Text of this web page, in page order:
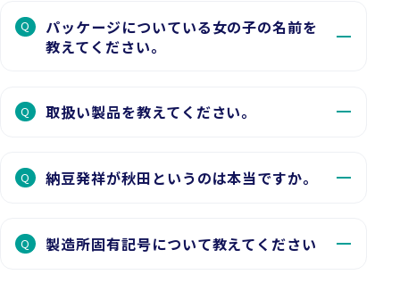
Q
パッケージについている女の子の名前を
教えてください。
Q 取扱い製品を教えてください。
Q 納豆発祥が秋田というのは本当ですか。
Q 製造所固有記号について教えてください